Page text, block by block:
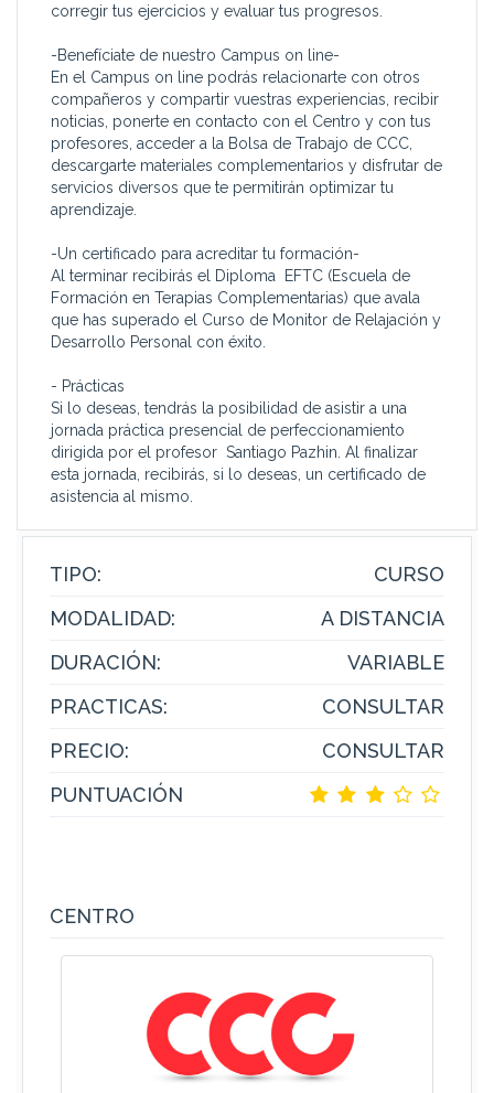
corregir tus ejercicios y evaluar tus progresos.
-Benefíciate de nuestro Campus on line-
En el Campus on line podrás relacionarte con otros
compañeros y compartir vuestras experiencias, recibir
noticias, ponerte en contacto con el Centro y con tus
profesores, acceder a la Bolsa de Trabajo de CCC,
descargarte materiales complementarios y disfrutar de
servicios diversos que te permitirán optimizar tu
aprendizaje.
-Un certificado para acreditar tu formación-
Al terminar recibirás el Diploma EFTC (Escuela de
Formación en Terapias Complementarias) que avala
que has superado el Curso de Monitor de Relajación y
Desarrollo Personal con éxito.
- Prácticas
Si lo deseas, tendrás la posibilidad de asistir a una
jornada práctica presencial de perfeccionamiento
dirigida por el profesor Santiago Pazhin. Al finalizar
esta jornada, recibirás, si lo deseas, un certificado de
asistencia al mismo.
TIPO:
CURSO
MODALIDAD:
A DISTANCIA
DURACIÓN:
VARIABLE
PRACTICAS:
CONSULTAR
PRECIO:
CONSULTAR
PUNTUACIÓN
CENTRO